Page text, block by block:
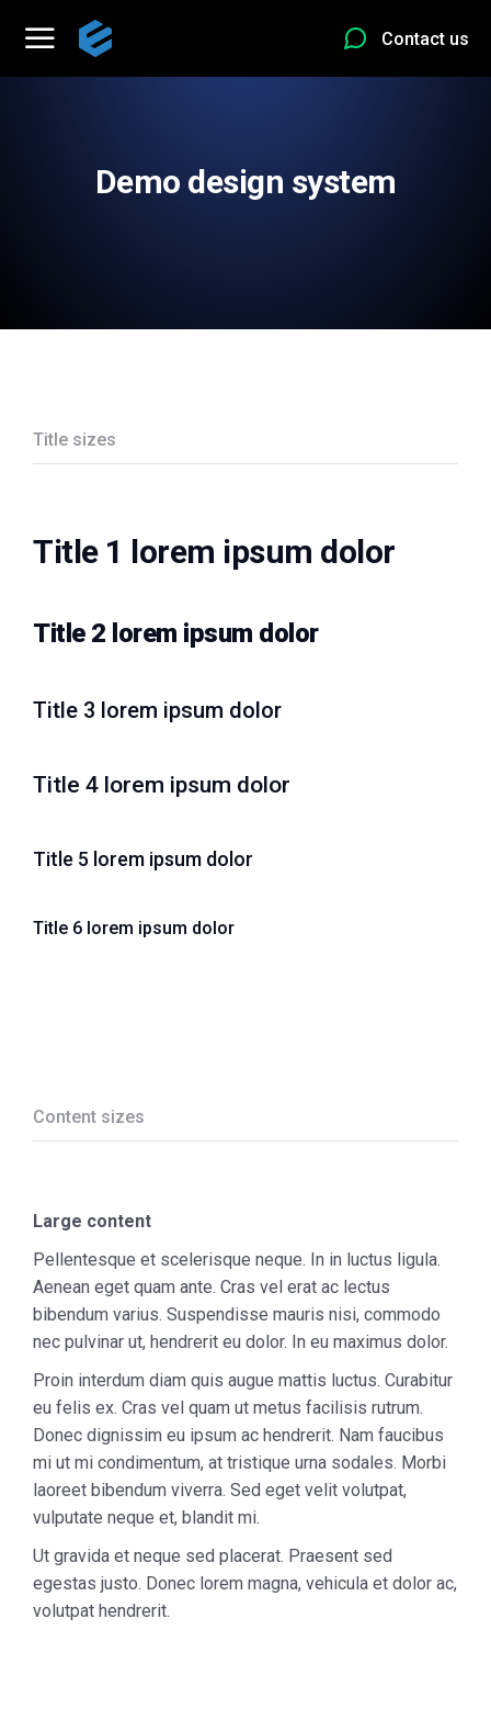
Contact us
Demo design system
Title sizes
Title 1 lorem ipsum dolor
Title 2 lorem ipsum dolor
Title 3 lorem ipsum dolor
Title 4 lorem ipsum dolor
Title 5 lorem ipsum dolor
Title 6 lorem ipsum dolor
Content sizes
Large content
Pellentesque et scelerisque neque. In in luctus ligula.
Aenean eget quam ante. Cras vel erat ac lectus
bibendum varius. Suspendisse mauris nisi, commodo
nec pulvinar ut, hendrerit eu dolor. In eu maximus dolor.
Proin interdum diam quis augue mattis luctus. Curabitur
eu felis ex. Cras vel quam ut metus facilisis rutrum.
Donec dignissim eu ipsum ac hendrerit. Nam faucibus
mi ut mi condimentum, at tristique urna sodales. Morbi
laoreet bibendum viverra. Sed eget velit volutpat,
vulputate neque et, blandit mi.
Ut gravida et neque sed placerat. Praesent sed
egestas justo. Donec lorem magna, vehicula et dolor ac,
volutpat hendrerit.